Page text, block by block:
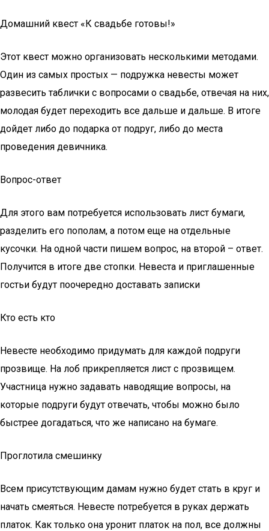
Домашний квест «К свадьбе готовы!»
Этот квест можно организовать несколькими методами.
Один из самых простых — подружка невесты может
развесить таблички с вопросами о свадьбе, отвечая на них,
молодая будет переходить все дальше и дальше. В итоге
дойдет либо до подарка от подруг, либо до места
проведения девичника.
Вопрос-ответ
Для этого вам потребуется использовать лист бумаги,
разделить его пополам, а потом еще на отдельные
кусочки. На одной части пишем вопрос, на второй – ответ.
Получится в итоге две стопки. Невеста и приглашенные
гостьи будут поочередно доставать записки
Кто есть кто
Невесте необходимо придумать для каждой подруги
прозвище. На лоб прикрепляется лист с прозвищем.
Участница нужно задавать наводящие вопросы, на
которые подруги будут отвечать, чтобы можно было
быстрее догадаться, что же написано на бумаге.
Проглотила смешинку
Всем присутствующим дамам нужно будет стать в круг и
начать смеяться. Невесте потребуется в руках держать
платок. Как только она уронит платок на пол, все должны